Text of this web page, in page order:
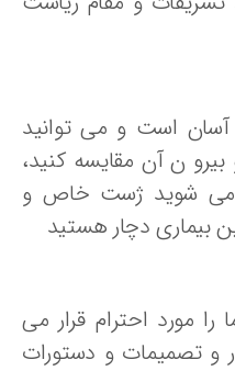
است و می توانید
ن آن مقایسه کنید،
شوید ژست خاص و
دچار هستید
احترام قرار می
و دستورات